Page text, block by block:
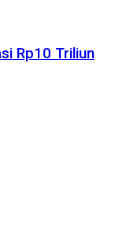
Rp10 Triliun